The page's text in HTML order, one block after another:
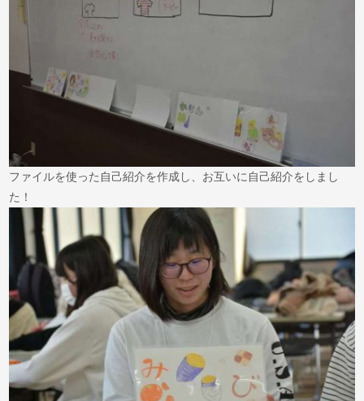
ファイルを使った自己紹介を作成し、お互いに自己紹介をしまし
た！